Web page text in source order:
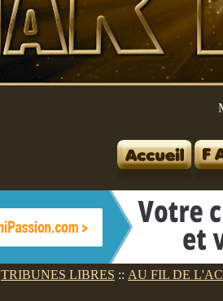
TRIBUNES LIBRES :: AU FIL DE